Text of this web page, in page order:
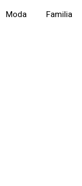
Moda Familia